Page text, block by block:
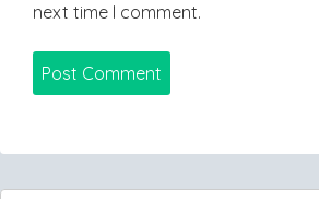
next time I comment.